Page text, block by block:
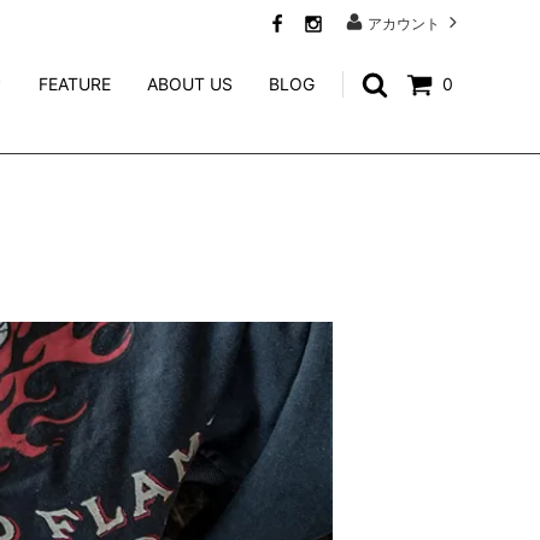
アカウント
0
GENERAL ADMISSION
TACORIDE
FEATURE ABOUT US BLOG